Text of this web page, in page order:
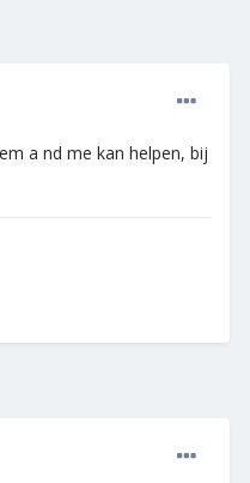
a nd me kan helpen, bij